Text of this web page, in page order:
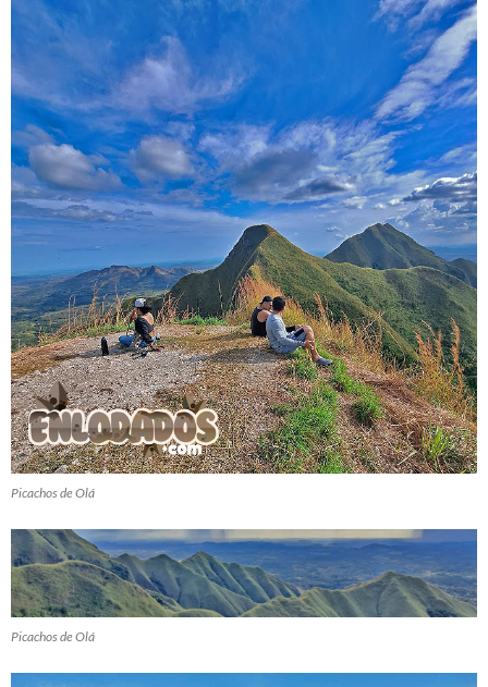
Picachos de Olá
Picachos de Olá